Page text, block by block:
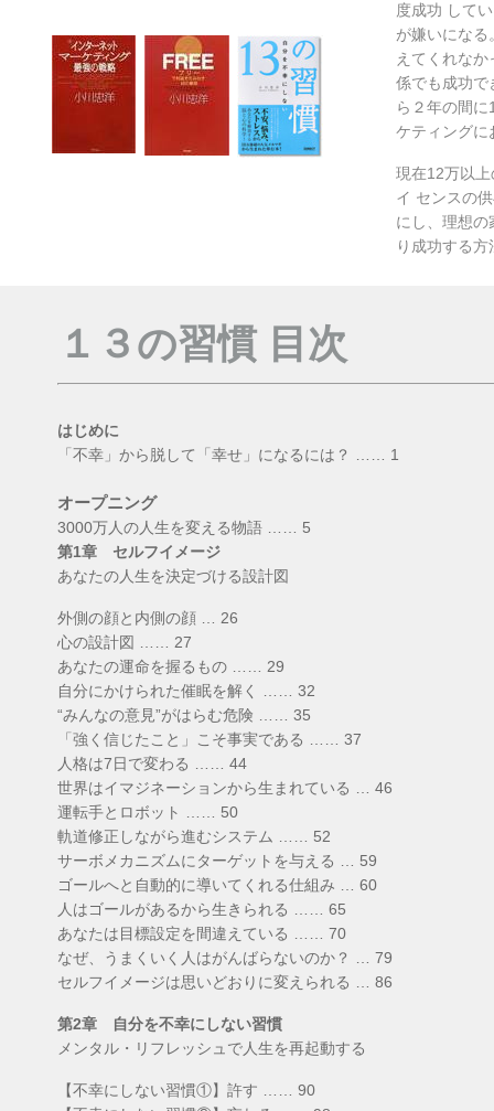
度成功 して
が嫌いにな
えてくれな
係でも成功で
ら２年の間
ケティングに
現在12万以
イ センスの
にし、理想
り成功する
１３の習慣 目次
はじめに
「不幸」から脱して「幸せ」になるには？ …… 1
オープニング
3000万人の人生を変える物語 …… 5
第1章 セルフイメージ
あなたの人生を決定づける設計図
外側の顔と内側の顔 … 26
心の設計図 …… 27
あなたの運命を握るもの …… 29
自分にかけられた催眠を解く …… 32
“みんなの意見”がはらむ危険 …… 35
「強く信じたこと」こそ事実である …… 37
人格は7日で変わる …… 44
世界はイマジネーションから生まれている … 46
運転手とロボット …… 50
軌道修正しながら進むシステム …… 52
サーボメカニズムにターゲットを与える … 59
ゴールへと自動的に導いてくれる仕組み … 60
人はゴールがあるから生きられる …… 65
あなたは目標設定を間違えている …… 70
なぜ、うまくいく人はがんばらないのか？ … 79
セルフイメージは思いどおりに変えられる … 86
第2章 自分を不幸にしない習慣
メンタル・リフレッシュで人生を再起動する
【不幸にしない習慣①】許す …… 90